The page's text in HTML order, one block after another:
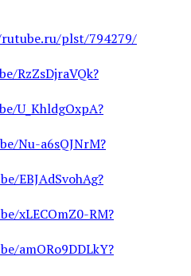
plst/794279/
RzZsDjraVQk?
U_KhldgOxpA?
Nu-a6sQJNrM?
EBJAdSvohAg?
xLECOmZ0-RM?
amORo9DDLkY?